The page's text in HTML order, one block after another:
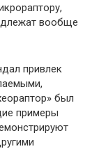
вообще
привлек
был
примеры